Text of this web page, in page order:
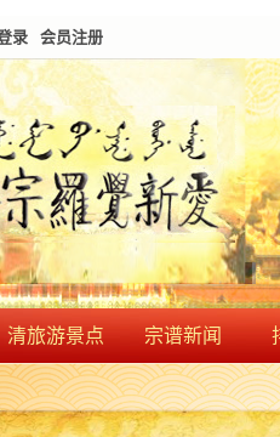
录 会员注册
清旅游景点 宗谱新闻